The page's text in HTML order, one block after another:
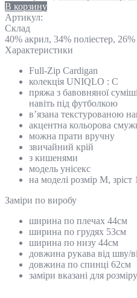
В корзину
Артикул:
Склад
40% акрил, 34% поліестер,
Характеристики
Full-Zip Cardigan
колекція UNIQLO : C
пряжа з бавовняної
навіть під футболкою
в’язана текстурованою
акцентна кольорова
можна прати вручну
звичайний крій
з кишенями
модель унісекс
на моделі розмір M, зріст
Замiри по виробу
ширина по плечах 44см
ширина по грудях 53см
ширина по низу 44см
довжина рукава від шву/
довжина по спинці 62см
заміри вказані для